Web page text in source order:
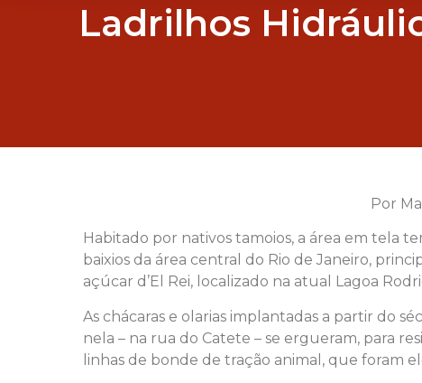
Ladrilhos
Por
Habitado por nativos tamoios, a área em tela
baixios da área central do Rio de Janeiro,
açúcar d’El Rei, localizado na atual Lagoa
As chácaras e olarias implantadas a partir do
nela – na rua do Catete – se ergueram, para
linhas de bonde de tração animal, que foram